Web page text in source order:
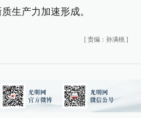
生产力加速形成。
[ 责编：孙满桃 ]